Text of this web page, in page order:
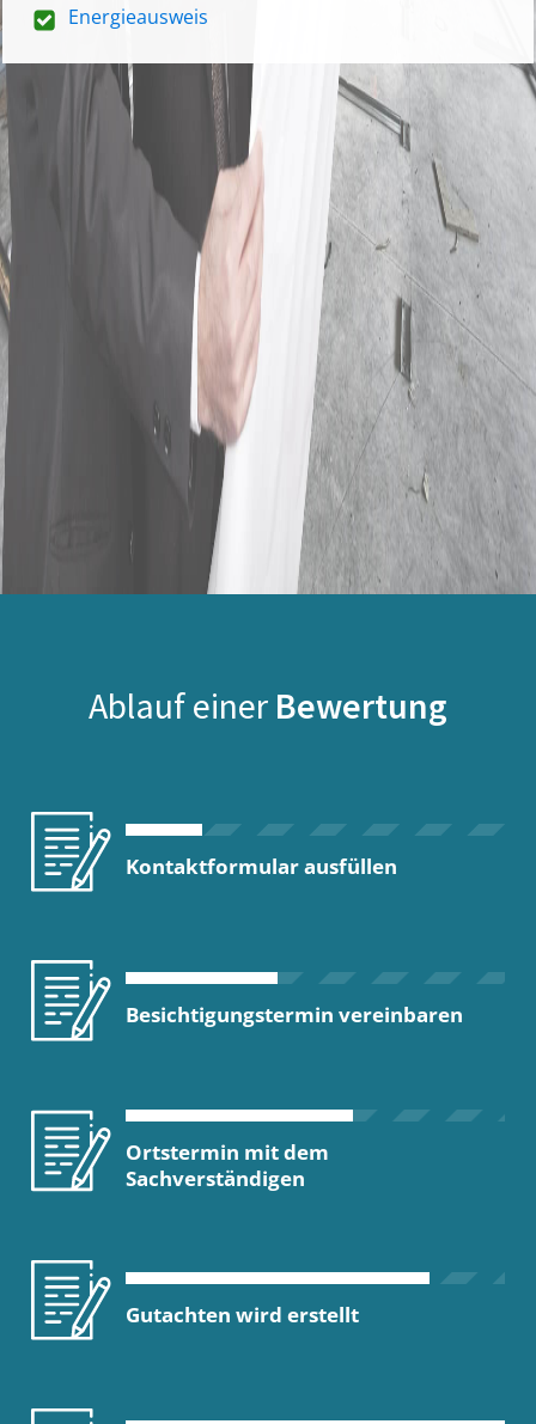
Energieausweis
Ablauf einer Bewertung
Kontaktformular ausfüllen
Besichtigungstermin vereinbaren
Ortstermin mit dem
Sachverständigen
Gutachten wird erstellt